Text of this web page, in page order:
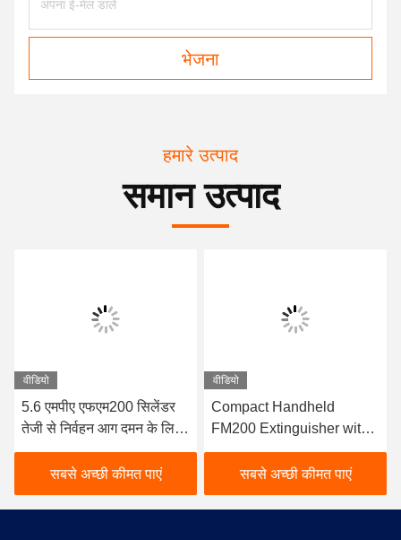
भेजना
हमारे उत्पाद
समान उत्पाद
वीडियो
5.6 एमपीए एफएम200 सिलेंडर
तेजी से निर्वहन आग दमन के लिए
सीमलेस स्टील निर्माण के साथ
सबसे अच्छी कीमत पाएं
वीडियो
Compact Handheld
FM200 Extinguisher with
4KG Filling Volume and
≤10s Discharge Time for
Rapid Clean Agent Fire
Suppression (कॉम्पैक्ट
सबसे अच्छी कीमत पाएं